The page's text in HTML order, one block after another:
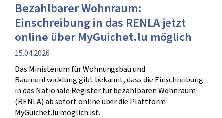
Bezahlbarer Wohnraum:
Einschreibung in das RENLA jetzt
online über MyGuichet.lu möglich
Veröffentlichung
15.04.2026
Das Ministerium für Wohnungsbau und
Raumentwicklung gibt bekannt, dass die Einschreibung
in das Nationale Register für bezahlbaren Wohnraum
(RENLA) ab sofort online über die Plattform
MyGuichet.lu möglich ist.